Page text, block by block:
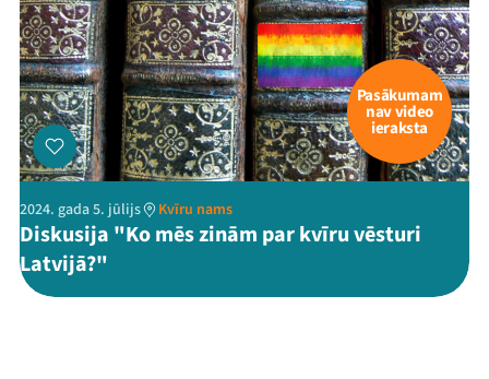
Pasākumam
nav video
ieraksta
2024. gada 5. jūlijs Kvīru nams
Diskusija "Ko mēs zinām par kvīru vēsturi
Latvijā?"